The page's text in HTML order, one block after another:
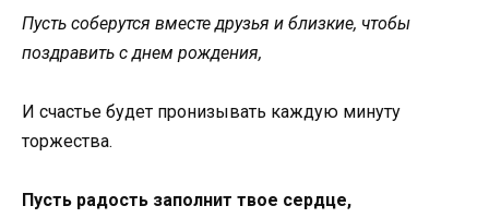
Пусть соберутся вместе друзья и близкие, чтобы
поздравить с днем рождения,
И счастье будет пронизывать каждую минуту
торжества.
Пусть радость заполнит твое сердце,